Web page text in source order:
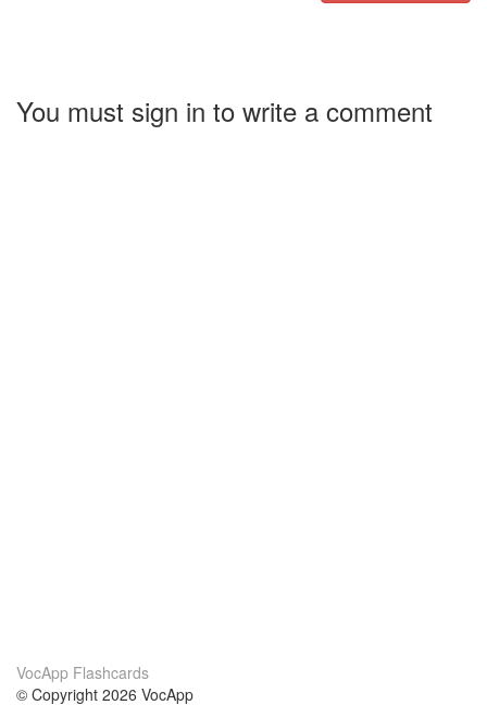
You must sign in to write a comment
VocApp Flashcards
© Copyright 2026 VocApp